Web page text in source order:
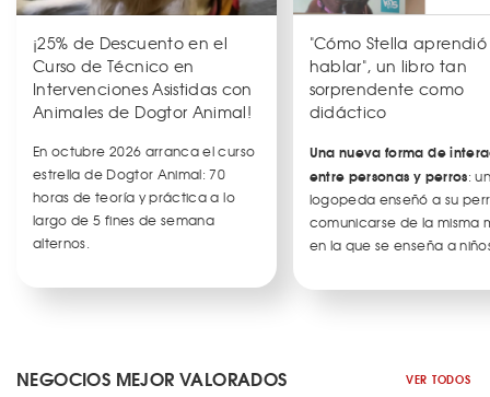
¡25% de Descuento en el
Curso de Técnico en
Intervenciones Asistidas con
Animales de Dogtor Animal!
En octubre 2026 arranca el curso
estrella de Dogtor Animal: 70
horas de teoría y práctica a lo
largo de 5 fines de semana
alternos.
"Cómo Stella
hablar", un libro tan
sorprendente como
didáctico
Una nueva forma de
entre personas y perros:
logopeda enseñó a su
comunicarse de la misma
en la que se enseña a
NEGOCIOS MEJOR VALORADOS VER TODOS